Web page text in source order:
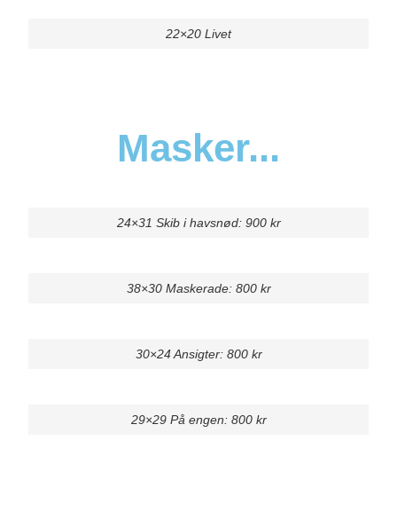
22×20 Livet
Masker...
24×31 Skib i havsnød: 900 kr
38×30 Maskerade: 800 kr
30×24 Ansigter: 800 kr
29×29 På engen: 800 kr